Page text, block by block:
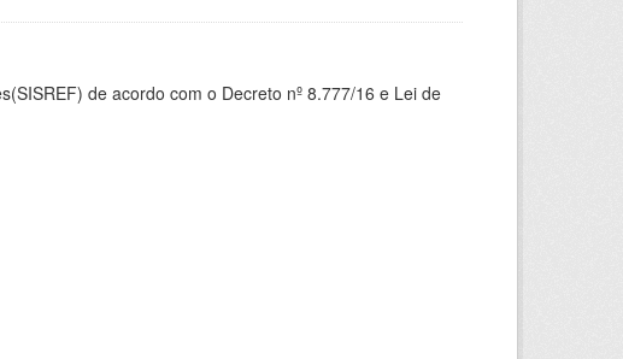
de acordo com o Decreto nº 8.777/16 e Lei de